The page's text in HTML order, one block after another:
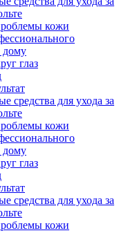
кожи
дому
глаз
средства для ухода за
кожи
дому
глаз
средства для ухода за
кожи